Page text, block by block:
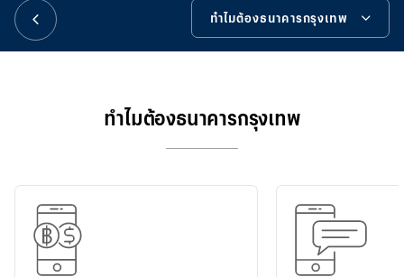
日本語
ทำไมต้องธนาคารกรุงเทพ
สมัครง่ายๆ ผ่านช่องทางที่สะดวก
เครื่องมือช่วยเหลือ
ทำไมต้องธนาคารกรุงเทพ